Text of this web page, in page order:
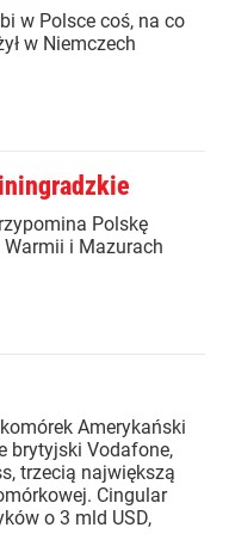
w Polsce coś, na co
w Niemczech
Polskę
i Mazurach
Amerykański
brytyjski Vodafone,
trzecią największą
Cingular
o 3 mld USD,